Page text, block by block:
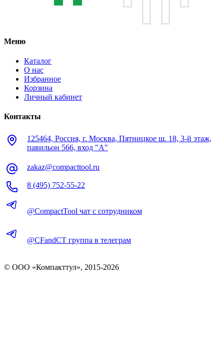
Меню
Каталог
О нас
Избранное
Корзина
Личный кабинет
Контакты
125464, Россия, г. Москва, Пятницкое ш. 18, 3-й этаж,
павильон 566, вход "А"
zakaz@compacttool.ru
8 (495) 752-55-22
@CompactTool чат с сотрудником
@CFandCT группа в телеграм
© OOO «Компакттул», 2015-2026